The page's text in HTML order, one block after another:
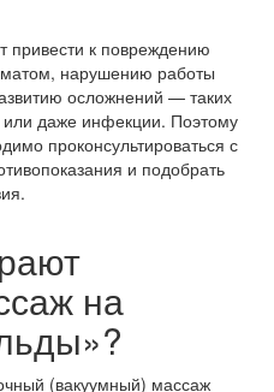
привести к повреждению
нарушению работы
осложнений — таких
даже инфекции. Поэтому
проконсультироваться с
и подобрать
на
(вакуумный) массаж